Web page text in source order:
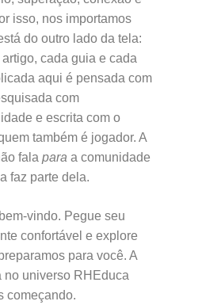
isso, nos importamos
do outro lado da tela:
cada guia e cada
aqui é pensada com
com
e escrita com o
também é jogador. A
fala para a comunidade
faz parte dela.
vindo. Pegue seu
confortável e explore
para você. A
no universo RHEduca
começando.